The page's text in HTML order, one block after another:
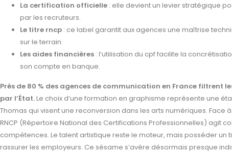
La certification officielle : elle devient un levier stratégique
par les recruteurs.
Le titre rncp : ce label garantit aux agences une maîtrise
sur le terrain.
Les aides financières : l’utilisation du cpf facilite la
son compte en banque.
Près de 80 % des agences de communication en France filtrent
par l’État.Le choix d’une formation en graphisme représente une
Thomas qui visent une reconversion dans les arts numériques. Face
RNCP (Répertoire National des Certifications Professionnelles) agit
compétences. Le talent artistique reste le moteur, mais posséder
rassurer les employeurs. Ce sésame s’avère désormais presque